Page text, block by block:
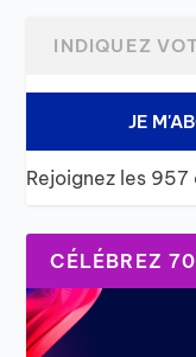
JE
Rejoignez les
CÉLÉBREZ